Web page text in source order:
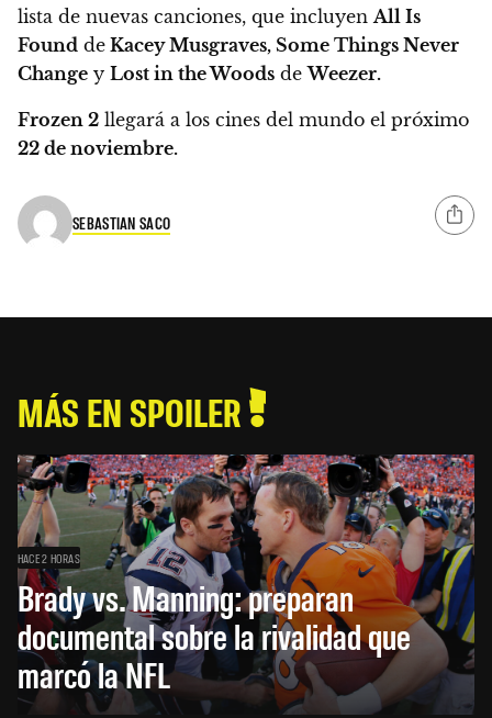
lista de nuevas canciones, que incluyen All Is
Found de Kacey Musgraves, Some Things Never
Change y Lost in the Woods deWeezer.
Frozen 2 llegará a los cines del mundo el próximo
22 de noviembre.
SEBASTIAN SACO
MÁS EN SPOILER
HACE 2 HORAS
Brady vs. Manning: preparan
documental sobre la rivalidad que
marcó la NFL